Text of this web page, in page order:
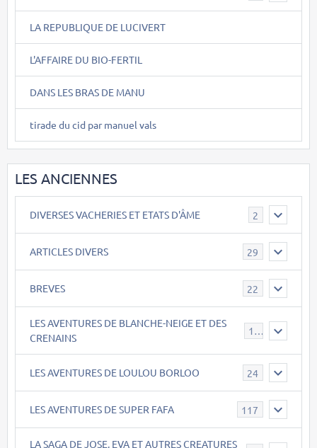
LA REPUBLIQUE DE LUCIVERT
L'AFFAIRE DU BIO-FERTIL
DANS LES BRAS DE MANU
tirade du cid par manuel vals
LES ANCIENNES
DIVERSES VACHERIES ET ETATS D'ÂME 2
ARTICLES DIVERS 29
BREVES 22
LES AVENTURES DE BLANCHE-NEIGE ET DES
CRENAINS
17
LES AVENTURES DE LOULOU BORLOO 24
LES AVENTURES DE SUPER FAFA 117
LA SAGA DE JOSE, EVA ET AUTRES CREATURES